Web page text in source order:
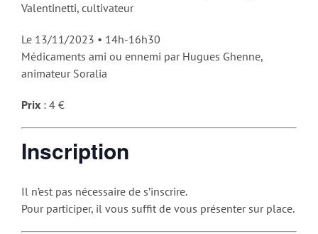
Valentinetti, cultivateur
Le 13/11/2023 • 14h-16h30
Médicaments ami ou ennemi par Hugues Ghenne,
animateur Soralia
Prix : 4 €
Inscription
Il n’est pas nécessaire de s’inscrire.
Pour participer, il vous suffit de vous présenter sur place.